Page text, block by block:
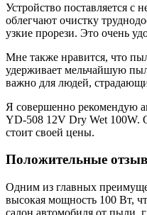
Устройство поставляется с
облегчают очистку
узкие прорези. Это очень
Мне также нравится, что
удерживает мельчайшую
важно для людей,
Я совершенно рекомендую
YD-508 12V Dry Wet
стоит своей цены.
Положительные
Одним из главных
высокая мощность 100 Вт,
салон автомобиля от пыли,